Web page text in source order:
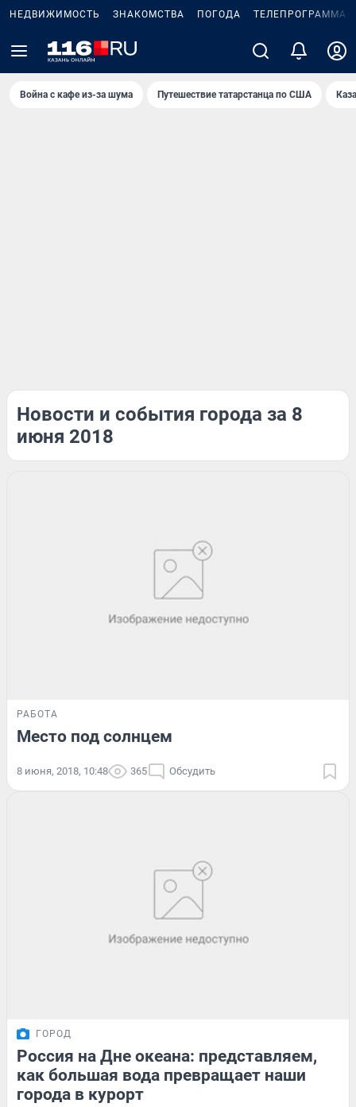
НЕДВИЖИМОСТЬ ЗНАКОМСТВА ПОГОДА ТЕЛЕПРОГРАММА
Война с кафе из-за шума Путешествие татарстанца по США
Новости и события города за 8
июня 2018
РАБОТА
Место под солнцем
8 июня, 2018, 10:48 365 Обсудить
ГОРОД
Россия на Дне океана: представляем,
как большая вода превращает наши
города в курорт